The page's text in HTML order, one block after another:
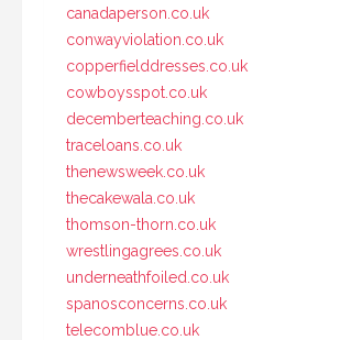
canadaperson.co.uk
conwayviolation.co.uk
copperfielddresses.co.uk
cowboysspot.co.uk
decemberteaching.co.uk
traceloans.co.uk
thenewsweek.co.uk
thecakewala.co.uk
thomson-thorn.co.uk
wrestlingagrees.co.uk
underneathfoiled.co.uk
spanosconcerns.co.uk
telecomblue.co.uk